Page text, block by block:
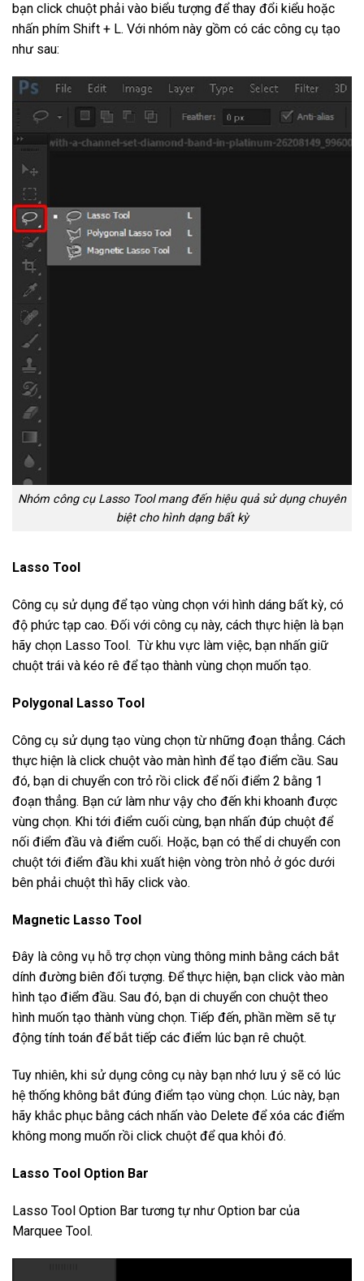
bạn click chuột phải vào biểu tượng để thay đổi kiểu hoặc
nhấn phím Shift + L. Với nhóm này gồm có các công cụ tạo
như sau:
Nhóm công cụ Lasso Tool mang đến hiệu quả sử dụng chuyên
biệt cho hình dạng bất kỳ
Lasso Tool
Công cụ sử dụng để tạo vùng chọn với hình dáng bất kỳ, có
độ phức tạp cao. Đối với công cụ này, cách thực hiện là bạn
hãy chọn Lasso Tool. Từ khu vực làm việc, bạn nhấn giữ
chuột trái và kéo rê để tạo thành vùng chọn muốn tạo.
Polygonal Lasso Tool
Công cụ sử dụng tạo vùng chọn từ những đoạn thẳng. Cách
thực hiện là click chuột vào màn hình để tạo điểm cầu. Sau
đó, bạn di chuyển con trỏ rồi click để nối điểm 2 bằng 1
đoạn thẳng. Bạn cứ làm như vậy cho đến khi khoanh được
vùng chọn. Khi tới điểm cuối cùng, bạn nhấn đúp chuột để
nối điểm đầu và điểm cuối. Hoặc, bạn có thể di chuyển con
chuột tới điểm đầu khi xuất hiện vòng tròn nhỏ ở góc dưới
bên phải chuột thì hãy click vào.
Magnetic Lasso Tool
Đây là công vụ hỗ trợ chọn vùng thông minh bằng cách bắt
dính đường biên đối tượng. Để thực hiện, bạn click vào màn
hình tạo điểm đầu. Sau đó, bạn di chuyển con chuột theo
hình muốn tạo thành vùng chọn. Tiếp đến, phần mềm sẽ tự
động tính toán để bắt tiếp các điểm lúc bạn rê chuột.
Tuy nhiên, khi sử dụng công cụ này bạn nhớ lưu ý sẽ có lúc
hệ thống không bắt đúng điểm tạo vùng chọn. Lúc này, bạn
hãy khắc phục bằng cách nhấn vào Delete để xóa các điểm
không mong muốn rồi click chuột để qua khỏi đó.
Lasso Tool Option Bar
Lasso Tool Option Bar tương tự như Option bar của
Marquee Tool.